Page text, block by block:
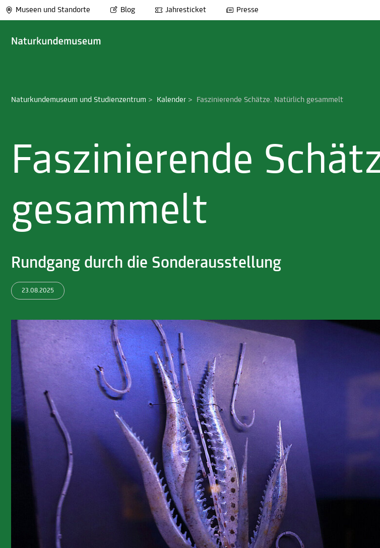
Museen und Standorte Blog Jahresticket Presse
Naturkundemuseum und Studienzentrum > Kalender > Faszinierende Schätze. Natürlich gesammelt
Faszinierende
gesammelt
Rundgang durch die Sonderausstellung
23.08.2025